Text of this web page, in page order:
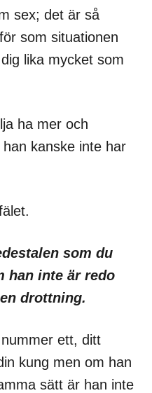
sex; det är så
som situationen
lika mycket som
ha mer och
kanske inte har
som du
han inte är redo
drottning.
ett, ditt
kung men om han
sätt är han inte